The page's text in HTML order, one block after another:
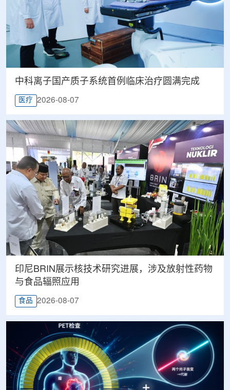
中科离子国产质子系统首例临床治疗圆满完成
医疗 2026-08-07
印尼BRIN展示核技术研究进展，涉及放射性药物
与食品辐照应用
食品 2026-08-07